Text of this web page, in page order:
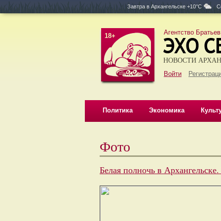
Завтра в Архангельске +10°C
18+ Агентство
Войти
НОВОСТИ
Политика Экономика
Фото
Белая полночь в